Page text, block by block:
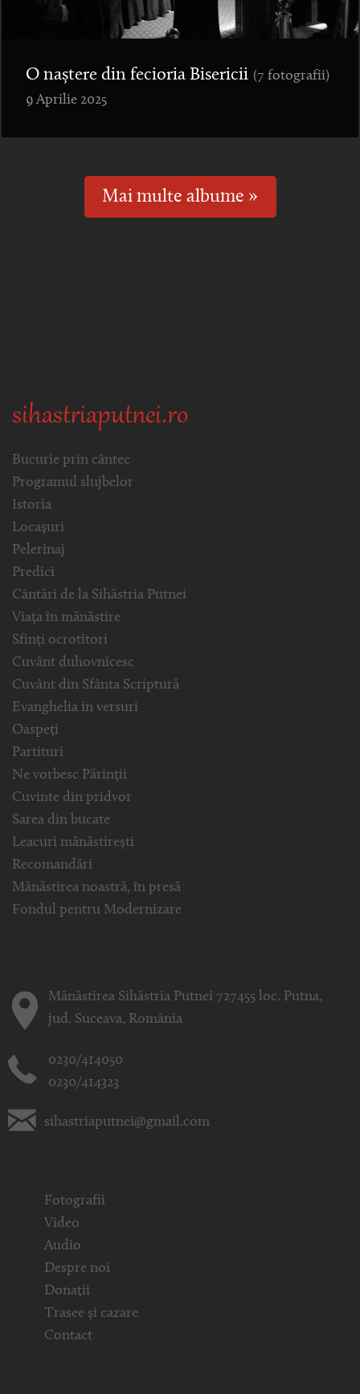
O naștere din fecioria Bisericii (7 fotografii)
9 Aprilie 2025
Mai multe albume »
sihastriaputnei.ro
Bucurie prin cântec
Programul slujbelor
Istoria
Locașuri
Pelerinaj
Predici
Cântări de la Sihăstria Putnei
Viața în mănăstire
Sfinți ocrotitori
Cuvânt duhovnicesc
Cuvânt din Sfânta Scriptură
Evanghelia in versuri
Oaspeți
Partituri
Ne vorbesc Părinții
Cuvinte din pridvor
Sarea din bucate
Leacuri mănăstirești
Recomandări
Mănăstirea noastră, în presă
Fondul pentru Modernizare
Mănăstirea Sihăstria Putnei 727455 loc. Putna,
jud. Suceava, România
0230/414050
0230/414323
sihastriaputnei@gmail.com
Fotografii
Video
Audio
Despre noi
Donații
Trasee și cazare
Contact